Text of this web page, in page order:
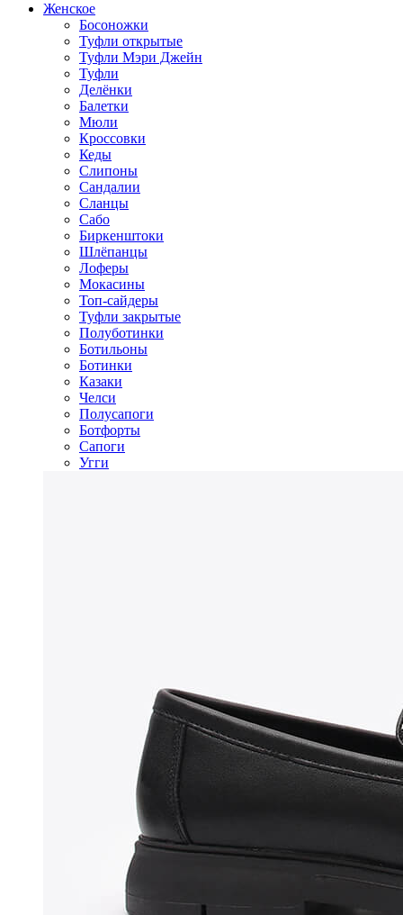
Женское
Босоножки
Туфли открытые
Туфли Мэри Джейн
Туфли
Делёнки
Балетки
Мюли
Кроссовки
Кеды
Слипоны
Сандалии
Сланцы
Сабо
Биркенштоки
Шлёпанцы
Лоферы
Мокасины
Топ-сайдеры
Туфли закрытые
Полуботинки
Ботильоны
Ботинки
Казаки
Челси
Полусапоги
Ботфорты
Сапоги
Угги